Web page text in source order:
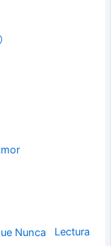
Lectura